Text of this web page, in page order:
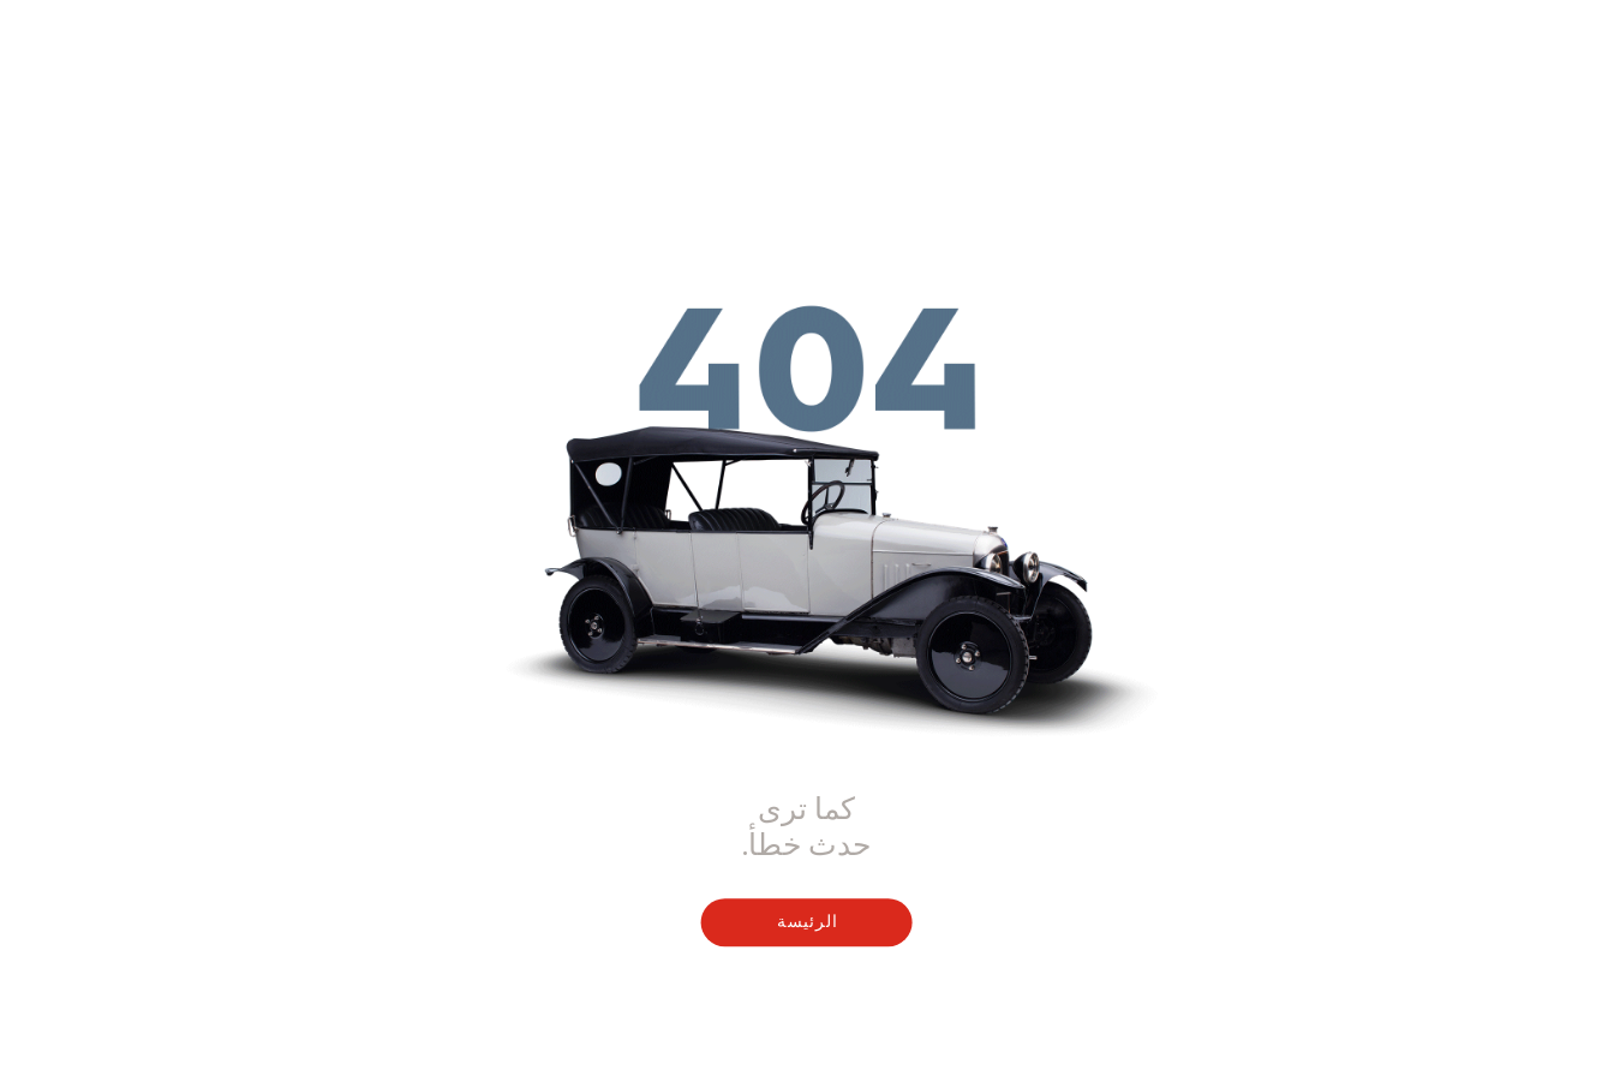
كما ترى
حدث خطأ.
الرئيسة